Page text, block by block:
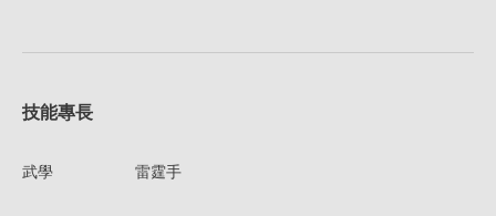
技能專長
武學 雷霆手